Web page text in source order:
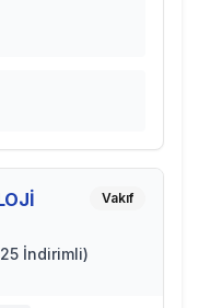
İndirimli)
Vakıf